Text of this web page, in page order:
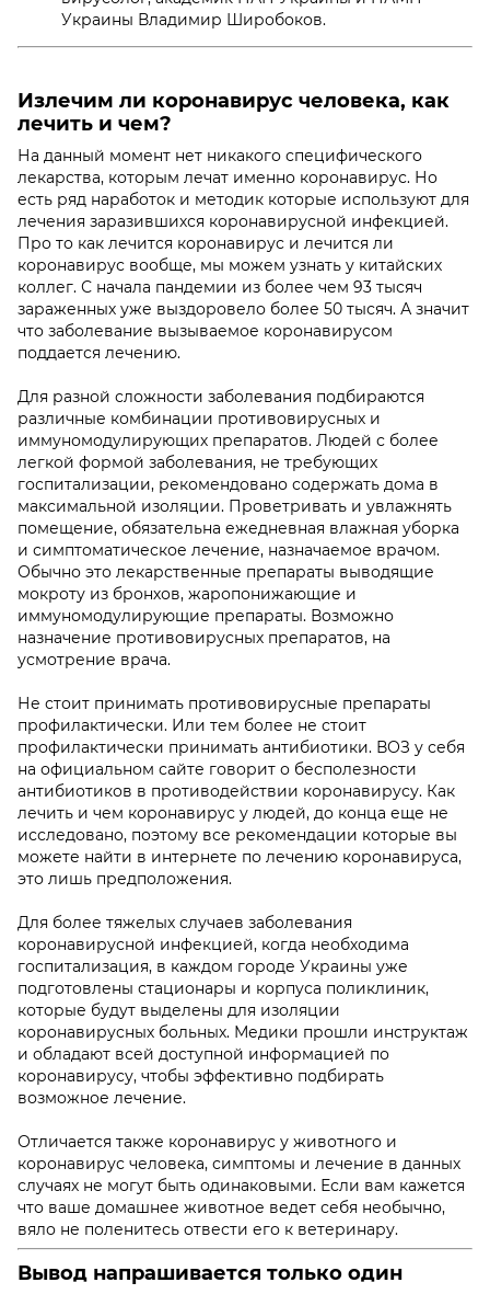
Украины Владимир Широбоков.
Излечим ли коронавирус человека, как
лечить и чем?
На данный момент нет никакого специфического
лекарства, которым лечат именно коронавирус. Но
есть ряд наработок и методик которые используют для
лечения заразившихся коронавирусной инфекцией.
Про то как лечится коронавирус и лечится ли
коронавирус вообще, мы можем узнать у китайских
коллег. С начала пандемии из более чем 93 тысяч
зараженных уже выздоровело более 50 тысяч. А значит
что заболевание вызываемое коронавирусом
поддается лечению.
Для разной сложности заболевания подбираются
различные комбинации противовирусных и
иммуномодулирующих препаратов. Людей с более
легкой формой заболевания, не требующих
госпитализации, рекомендовано содержать дома в
максимальной изоляции. Проветривать и увлажнять
помещение, обязательна ежедневная влажная уборка
и симптоматическое лечение, назначаемое врачом.
Обычно это лекарственные препараты выводящие
мокроту из бронхов, жаропонижающие и
иммуномодулирующие препараты. Возможно
назначение противовирусных препаратов, на
усмотрение врача.
Не стоит принимать противовирусные препараты
профилактически. Или тем более не стоит
профилактически принимать антибиотики. ВОЗ у себя
на официальном сайте говорит о бесполезности
антибиотиков в противодействии коронавирусу. Как
лечить и чем коронавирус у людей, до конца еще не
исследовано, поэтому все рекомендации которые вы
можете найти в интернете по лечению коронавируса,
это лишь предположения.
Для более тяжелых случаев заболевания
коронавирусной инфекцией, когда необходима
госпитализация, в каждом городе Украины уже
подготовлены стационары и корпуса поликлиник,
которые будут выделены для изоляции
коронавирусных больных. Медики прошли инструктаж
и обладают всей доступной информацией по
коронавирусу, чтобы эффективно подбирать
возможное лечение.
Отличается также коронавирус у животного и
коронавирус человека, симптомы и лечение в данных
случаях не могут быть одинаковыми. Если вам кажется
что ваше домашнее животное ведет себя необычно,
вяло не поленитесь отвести его к ветеринару.
Вывод напрашивается только один